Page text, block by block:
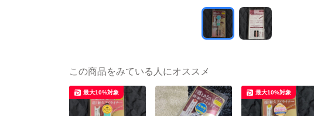
この商品をみている人にオススメ
最大10%対象 最大10%対象